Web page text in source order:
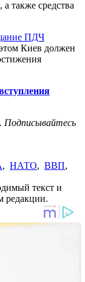
также средства
ПДЧ
Киев должен
Подписывайтесь
, НАТО, ВВП,
текст и
редакции.